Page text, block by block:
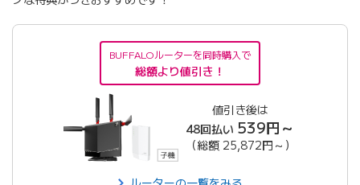
BUFFALOルーターを同時購入で
総額より値引き！
値引き後は
48回払い 539円～
（総額 25,872円～）